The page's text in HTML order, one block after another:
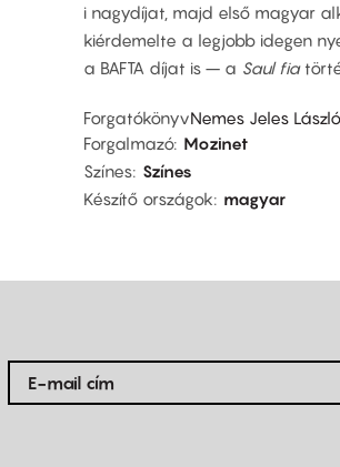
i nagydíjat, majd első magyar
kiérdemelte a legjobb idegen
a BAFTA díjat is – a Saul fia
ForgatókönyvNemes Jeles
Forgalmazó Mozinet
Színes Színes
Készítő országok
magyar